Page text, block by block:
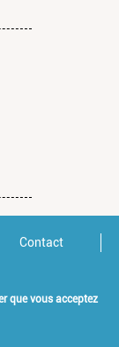
Contact
que vous acceptez